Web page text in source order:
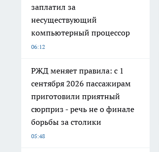
заплатил за
несуществующий
компьютерный процессор
06:12
РЖД меняет правила: с 1
сентября 2026 пассажирам
приготовили приятный
сюрприз - речь не о финале
борьбы за столики
05:48